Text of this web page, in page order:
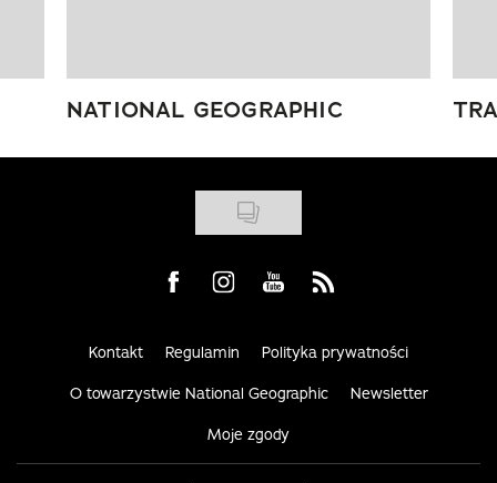
NATIONAL GEOGRAPHIC
Visit us on Facebook
Visit us on Instagram
Visit us on Youtube
Visit us on Rss
Kontakt Regulamin Polityka prywatności
O towarzystwie National Geographic Newsletter
Moje zgody